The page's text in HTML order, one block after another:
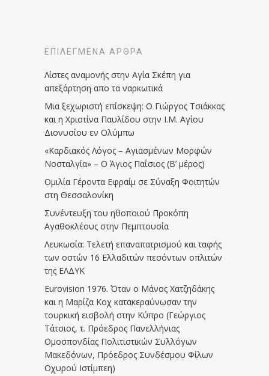
ΕΠΙΛΕΓΜΈΝΑ ΆΡΘΡΑ
Λίστες αναμονής στην Αγία Σκέπη για
απεξάρτηση απο τα ναρκωτικά
Μια ξεχωριστή επίσκεψη: Ο Γιώργος Τσιάκκας
και η Χριστίνα Παυλίδου στην Ι.Μ. Αγίου
Διονυσίου εν Ολύμπω
«Καρδιακός Λόγος – Αγιασμένων Μορφών
Νοσταλγία» – Ο Άγιος Παΐσιος (Β’ μέρος)
Ομιλία Γέροντα Εφραίμ σε Σύναξη Φοιτητών
στη Θεσσαλονίκη
Συνέντευξη του ηθοποιού Προκόπη
Αγαθοκλέους στην Πεμπτουσία
Λευκωσία: Τελετή επαναπατρισμού και ταφής
των οστών 16 Ελλαδιτών πεσόντων οπλιτών
της ΕΛΔΥΚ
Eurovision 1976. Όταν ο Μάνος Χατζηδάκης
και η Μαρίζα Κοχ κατακεραύνωσαν την
τουρκική εισβολή στην Κύπρο (Γεώργιος
Τάτσιος, τ. Πρόεδρος Πανελλήνιας
Ομοσπονδίας Πολιτιστικών Συλλόγων
Μακεδόνων, Πρόεδρος Συνδέσμου Φίλων
Οχυρού Ιστίμπεη)